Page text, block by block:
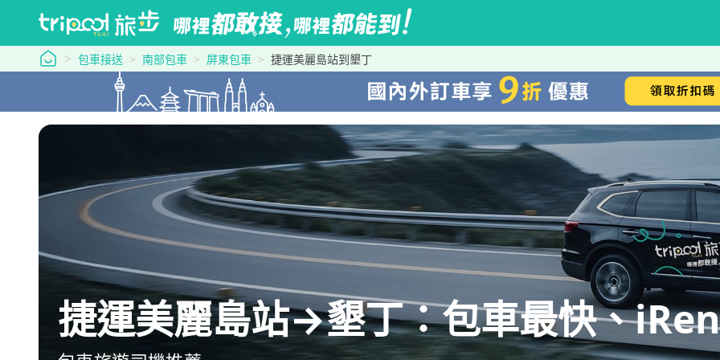
tripool 旅步
包車接送 南部包車 屏東包車 捷運美麗島站到墾丁
捷運美麗島站→墾丁：包車最快、